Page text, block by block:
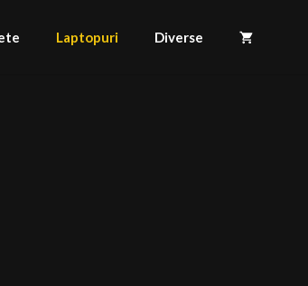
Laptopuri Diverse